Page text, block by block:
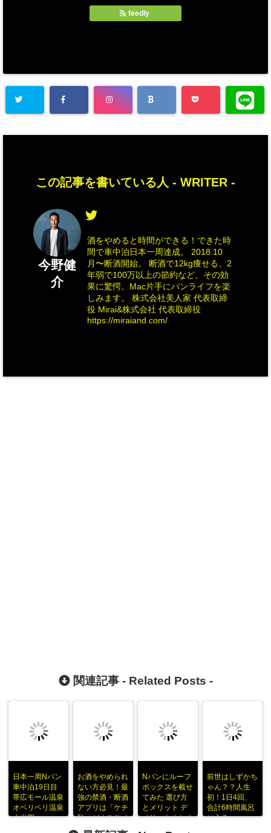
feedly
この記事を書いている人 - WRITER -
今野健
介
酒をやめると時間ができる！できた時
間で車中泊日本一周達成。 2018.10
月〜断酒開始。 断酒で12kg痩せる、2
年弱で100万以上の節約など、その効
果に驚愕。Mac片手にバンライフを楽
しみます。 株式会社美人家 代表取締
役 Mirai&株式会社 代表取締役
https://miraiand.com/
関連記事 - Related Posts -
日本一周Nバン
車中泊19日目
帯広モール温泉
オベリベリ温泉
水光園
お酒をやめられ
ない方必見！最
強の禁酒・断酒
アプリは「ケチ
恥」がオススメ
Nバンにルーフ
ボックスを載せ
てみた 選び方
とメリット デ
メリットまとめ
前世はしずかち
ゃん？？人生
初！1日4回、
合計6時間風呂
に入る。